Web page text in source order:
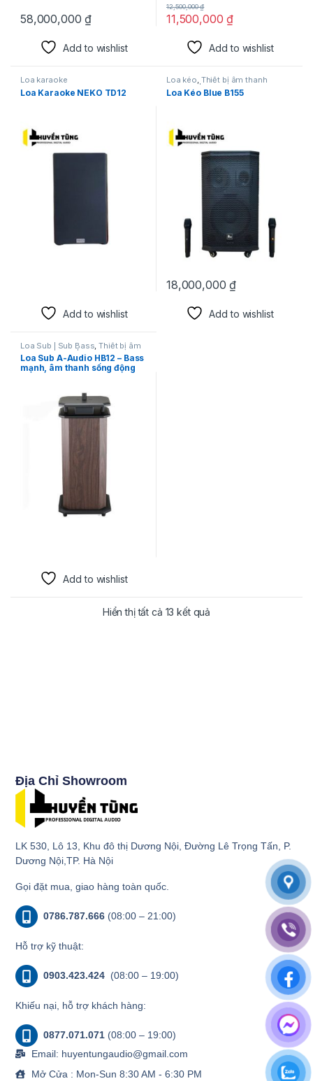
58,000,000₫
Add to wishlist
11,500,000₫
12,500,000₫
Add to wishlist
Loa karaoke
Loa Karaoke NEKO TD12
Add to wishlist
Loa kéo, Thiết bị âm thanh
karaoke | KTV
Loa Kéo Blue B155
18,000,000₫
Add to wishlist
Loa Sub | Sub Bass ,Thiết bị âm
thanh karaoke | KTV
Loa Sub A-Audio HB12 – Bass
mạnh, âm thanh sống động
Add to wishlist
Hiển thị tất cả 13 kết quả
Địa Chỉ Showroom
LK 530, Lô 13, Khu đô thị Dương Nội, Đường Lê Trọng Tấn, P.
Dương Nội,TP. Hà Nội
Gọi đặt mua, giao hàng toàn quốc.
0786.787.666 (08:00 – 21:00)
Hỗ trợ kỹ thuật:
0903.423.424 (08:00 – 19:00)
Khiếu nại, hỗ trợ khách hàng:
0877.071.071 (08:00 – 19:00)
Email: huyentungaudio@gmail.com
Mở Cửa : Mon-Sun 8:30 AM - 6:30 PM